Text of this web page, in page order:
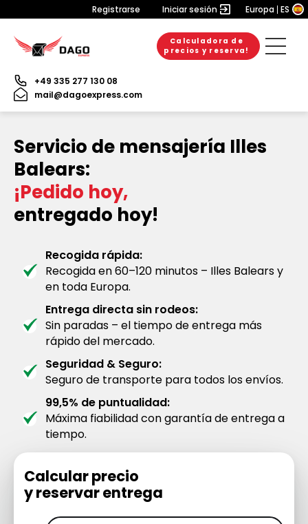
Registrarse Iniciar sesión Europa ES
Calculadora de
precios y reserva!
+49 335 277 130 08
mail@dagoexpress.com
Servicio de mensajería Illes
Balears:
¡Pedido hoy,
entregado hoy!
Recogida rápida:
Recogida en 60–120 minutos – Illes Balears y
en toda Europa.
Entrega directa sin rodeos:
Sin paradas – el tiempo de entrega más
rápido del mercado.
Seguridad & Seguro:
Seguro de transporte para todos los envíos.
99,5% de puntualidad:
Máxima fiabilidad con garantía de entrega a
tiempo.
Calcular precio
y reservar entrega